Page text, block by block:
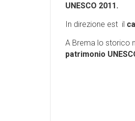
UNESCO 2011.
In direzione est il
A Brema lo storico
patrimonio